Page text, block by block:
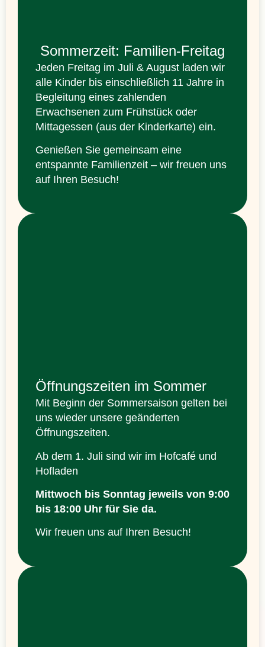
Sommerzeit: Familien-Freitag
Jeden Freitag im Juli & August laden wir
alle Kinder bis einschließlich 11 Jahre in
Begleitung eines zahlenden
Erwachsenen zum Frühstück oder
Mittagessen (aus der Kinderkarte) ein.
Genießen Sie gemeinsam eine
entspannte Familienzeit – wir freuen uns
auf Ihren Besuch!
Öffnungszeiten im Sommer
Mit Beginn der Sommersaison gelten bei
uns wieder unsere geänderten
Öffnungszeiten.
Ab dem 1. Juli sind wir im Hofcafé und
Hofladen
Mittwoch bis Sonntag jeweils von 9:00
bis 18:00 Uhr für Sie da.
Wir freuen uns auf Ihren Besuch!